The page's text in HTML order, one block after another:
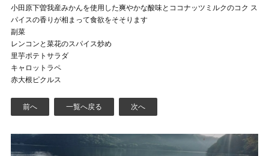
小田原下曽我産みかんを使用した爽やかな酸味とココナッツミルクのコク ス
パイスの香りが相まって食欲をそそります
副菜
レンコンと菜花のスパイス炒め
里芋ポテトサラダ
キャロットラペ
赤大根ピクルス
前へ 一覧へ戻る 次へ